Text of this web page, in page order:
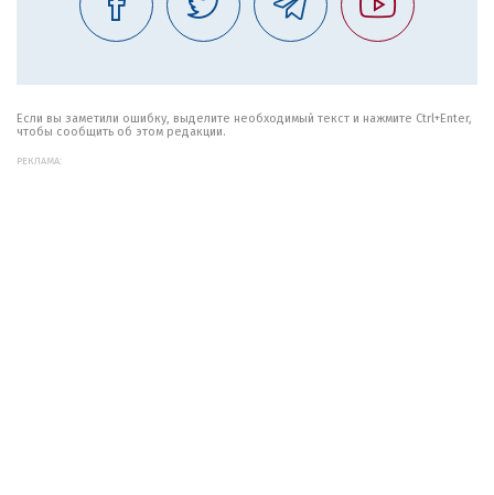
Если вы заметили ошибку, выделите необходимый текст и нажмите Ctrl+Enter,
чтобы сообщить об этом редакции.
РЕКЛАМА: